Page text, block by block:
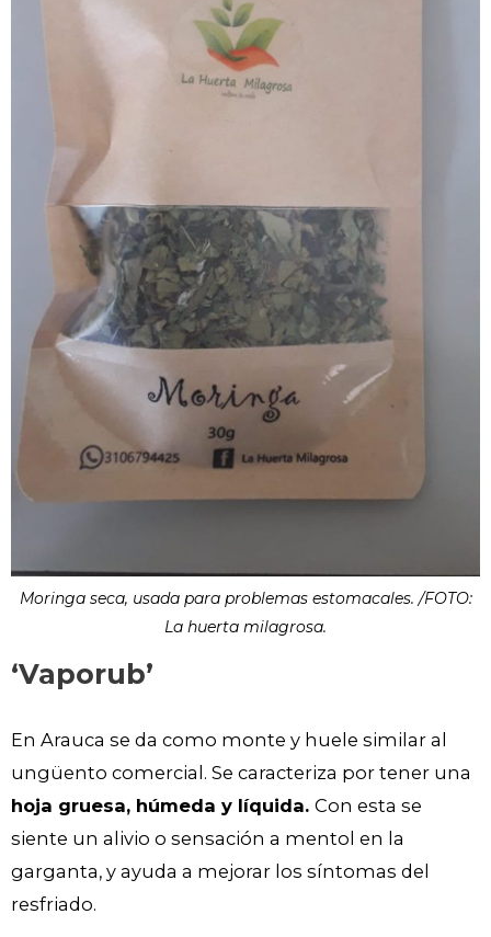
Moringa seca, usada para problemas estomacales. /FOTO:
La huerta milagrosa.
‘Vaporub’
En Arauca se da como monte y huele similar al
ungüento comercial. Se caracteriza por tener una
hoja gruesa, húmeda y líquida. Con esta se
siente un alivio o sensación a mentol en la
garganta, y ayuda a mejorar los síntomas del
resfriado.